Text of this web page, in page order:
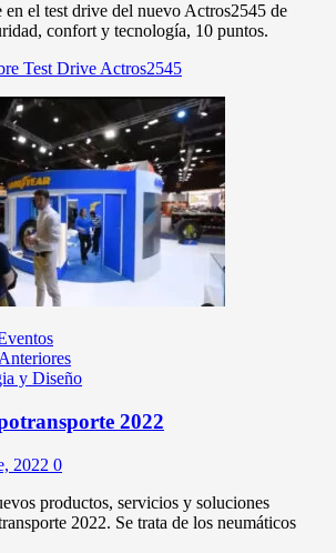
en el test drive del nuevo Actros2545 de
confort y tecnología, 10 puntos.
Test Drive Actros2545
y Diseño
2022
2022 0
productos, servicios y soluciones
2022. Se trata de los neumáticos